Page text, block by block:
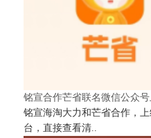
铭宣合作芒省联名微信公众
铭宣海淘大力和芒省合作，
台，直接查看清..